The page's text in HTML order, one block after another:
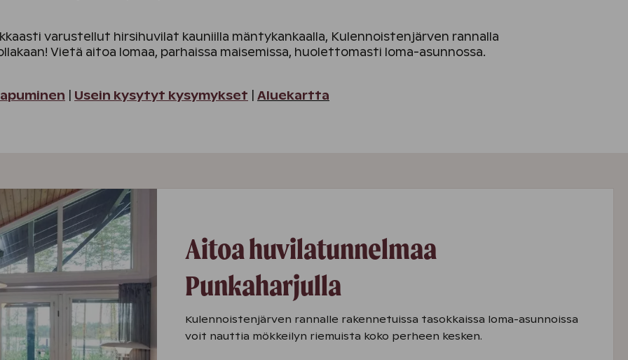
varustellut hirsihuvilat kauniilla mäntykankaalla, Kulennoistenjärven rannalla
Vietä aitoa lomaa, parhaissa maisemissa, huolettomasti loma-asunnossa.
Usein kysytyt kysymykset Aluekartta
Aitoa huvilatunnelmaa
Punkaharjulla
Kulennoistenjärven rannalle rakennetuissa tasokkaissa loma-asunnoissa
voit nauttia mökkeilyn riemuista koko perheen kesken.